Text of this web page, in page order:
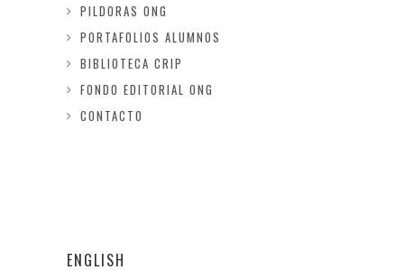
PILDORAS ONG
PORTAFOLIOS ALUMNOS
BIBLIOTECA CRIP
FONDO EDITORIAL ONG
CONTACTO
ENGLISH